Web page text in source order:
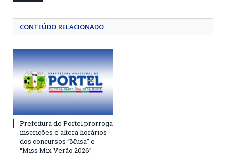
CONTEÚDO RELACIONADO
Prefeitura de Portel prorroga
inscrições e altera horários
dos concursos “Musa” e
“Miss Mix Verão 2026”